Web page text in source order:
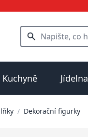
Kuchyně Jídelna
/ Dekorační figurky